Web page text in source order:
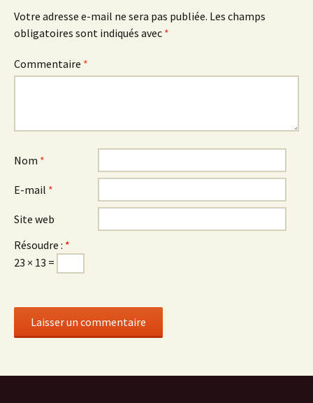
Votre adresse e-mail ne sera pas publiée. Les champs
obligatoires sont indiqués avec *
Commentaire *
Nom *
E-mail *
Site web
Résoudre : *
23 × 13 =